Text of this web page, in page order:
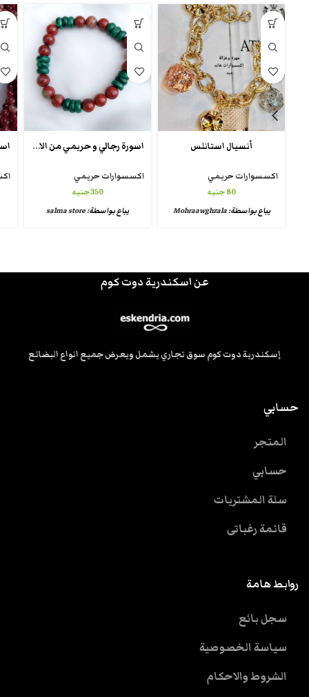
أنسيال استانلس
اكسسوارات حريمي
80جنيه
يباع بواسطة:Mohraawghzala
اسورة رجالي و حريمي من الاحجار الكريمة
اكسسوارات حريمي
350جنيه
يباع بواسطة:salma store
عن اسكندرية دوت كوم
إسكندرية دوت كوم سوق تجاري يشمل ويعرض جميع انواع البضائع
حسابي
المتجر
حسابي
سلة المشتريات
قائمة رغباتى
روابط هامة
سجل بائع
سياسة الخصوصية
الشروط والاحكام